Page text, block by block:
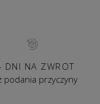
DNI NA ZWROT
podania przyczyny